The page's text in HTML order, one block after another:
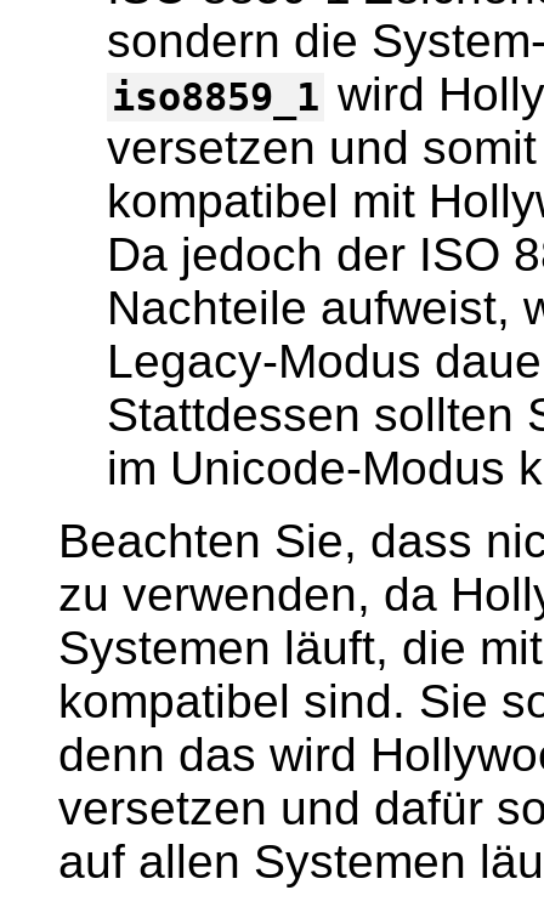
sondern die
iso8859_1 wird
versetzen und
kompatibel mit
Da jedoch der ISO
Nachteile aufweist,
Legacy-Modus
Stattdessen sollten
im Unicode-Modus
Beachten Sie, dass
zu verwenden, da
Systemen läuft, die
kompatibel sind. Sie
denn das wird
versetzen und dafür
auf allen Systemen